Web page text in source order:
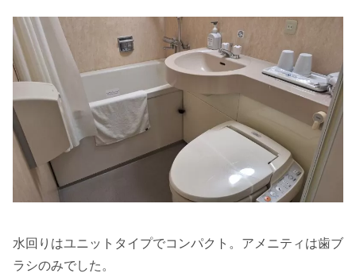
水回りはユニットタイプでコンパクト。アメニティは歯ブ
ラシのみでした。